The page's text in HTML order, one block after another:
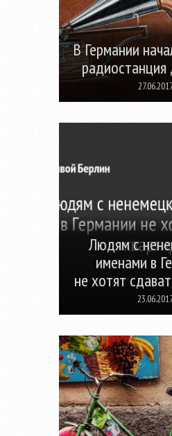
В Германии
радиостанция
Людям с
именами в
не хотят